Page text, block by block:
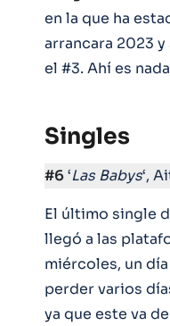
en la que ha
arrancara 2023
el #3. Ahí es
Singles
#6‘Las Babys‘,
El último single
llegó a las
miércoles, un
perder varios
ya que este va